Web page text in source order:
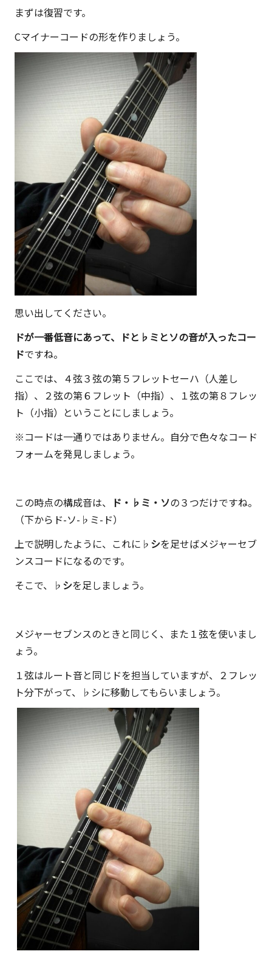
まずは復習です。
Cマイナーコードの形を作りましょう。
思い出してください。
ドが一番低音にあって、ドと♭ミとソの音が入ったコー
ドですね。
ここでは、４弦３弦の第５フレットセーハ（人差し
指）、２弦の第６フレット（中指）、１弦の第８フレッ
ト（小指）ということにしましょう。
※コードは一通りではありません。自分で色々なコード
フォームを発見しましょう。
この時点の構成音は、 ド・♭ミ・ソの３つだけですね。
（下からド-ソ-♭ミ-ド）
上で説明したように、これに♭ シを足せばメジャーセブ
ンスコードになるのです。
そこで、♭ シを足しましょう。
メジャーセブンスのときと同じく、また１弦を使いまし
ょう。
１弦はルート音と同じドを担当していますが、２フレッ
ト分下がって、♭シに移動してもらいましょう。